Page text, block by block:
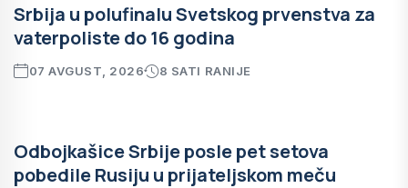
Srbija u polufinalu Svetskog prvenstva za
vaterpoliste do 16 godina
07 AVGUST, 2026 8 SATI RANIJE
Odbojkašice Srbije posle pet setova
pobedile Rusiju u prijateljskom meču